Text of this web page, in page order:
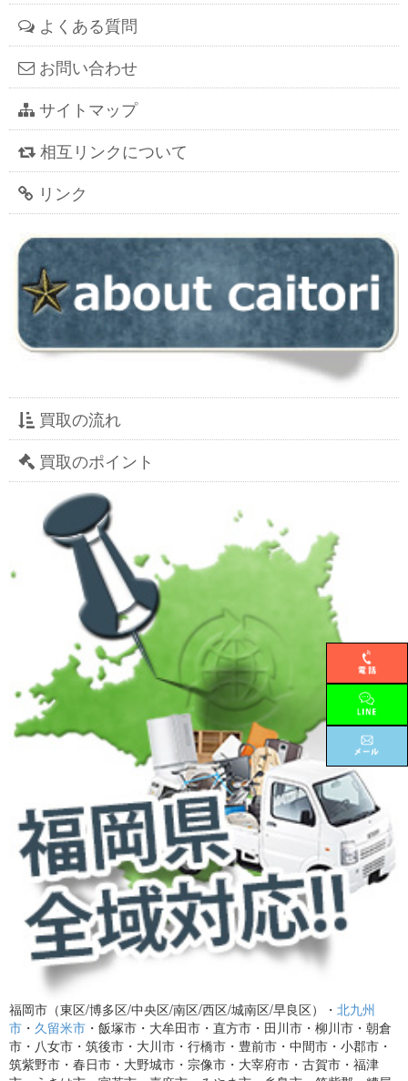
よくある質問
お問い合わせ
サイトマップ
相互リンクについて
リンク
買取の流れ
買取のポイント
福岡市（東区/博多区/中央区/南区/西区/城南区/早良区）・ 北九州
市 ・ 久留米市 ・飯塚市・大牟田市・直方市・田川市・柳川市・朝倉
市・八女市・筑後市・大川市・行橋市・豊前市・中間市・小郡市・
筑紫野市・春日市・大野城市・宗像市・大宰府市・古賀市・福津